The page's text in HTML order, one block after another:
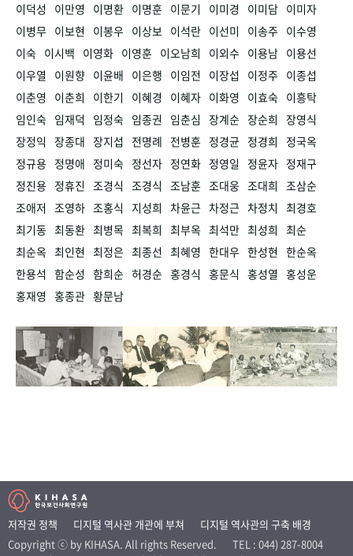
이덕성
이만영 이명환 이명훈 이문기 이미경 이미담 이미자
이병무 이보현 이봉우 이상보 이석란 이선미 이송주 이수영
이숙 이시백 이영화 이영훈 이오남희 이외수 이용남 이용선
이우열
이원향 이윤배 이은행 이임전 이장섭 이정주 이종섭
이춘영
이춘희 이한기 이혜경 이혜자 이화영 이효숙 이흥탁
임인숙 임재덕 임정숙 임종권 임춘심 장계순 장순희 장영식
장정익 장종대 장지섭 전명례 전병훈 정경균 정경희
정국옥
정규용 정명애 정미숙 정선자 정연화 정영일 정윤자 정재구
정진용 정휴진 조경식 조경식 조남훈 조대웅 조대희 조삼순
조애저 조영하 조홍식 지성희 차윤근 차정근 차정치 최경호
최기동 최동환 최병목 최복희 최부옥 최석만 최성희 최순
최순옥 최인현 최정은 최종선 최혜영 한대우 한성현 한순옥
한용석 함순성 함희순 허경순 홍경식 홍문식 홍성열 홍성운
홍재영 홍종관 황문남
저작권 정책 디지털 역사관 개관에 부쳐
디지털 역사관의 구축 배경
Copyright ⓒ by KIHASA. All rights Reserved.
TEL : 044) 287-8004